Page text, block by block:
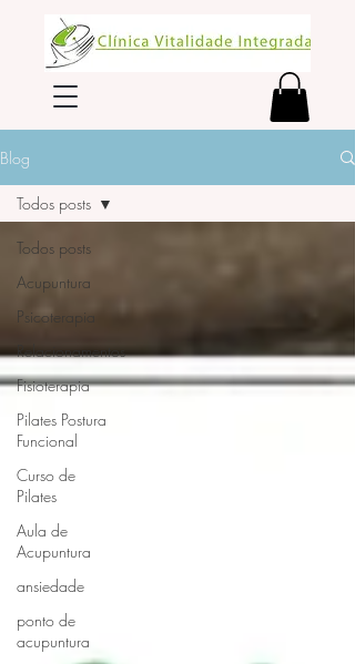
Blog
Todos posts
Acupuntura
Psicoterapia
Relacionamentos
Fisioterapia
Pilates Postura
Funcional
Curso de
Pilates
Aula de
Acupuntura
ansiedade
ponto de
acupuntura
Todos posts